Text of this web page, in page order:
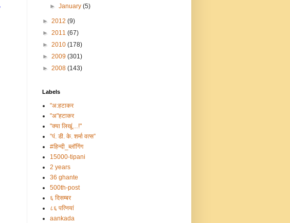
►January(5)
► 2012 (9)
► 2011 (67)
► 2010 (178)
► 2009 (301)
► 2008 (143)
Labels
"अ:हटाकर
"अ"हटाकर
"क्या लिखूं…!"
”पं. डी. के. शर्मा वत्स”
#हिन्दी_ब्लॉगिंग
15000-tipani
2 years
36 ghante
500th-post
६ दिसम्बर
८६ पत्नियां
aankada